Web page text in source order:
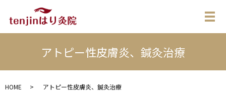
メ
アトピー性皮膚炎、鍼灸治療
HOME アトピー性皮膚炎、鍼灸治療